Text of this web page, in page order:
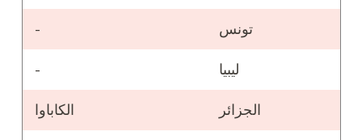
تونس -
ليبيا -
الجزائر الكاباوا